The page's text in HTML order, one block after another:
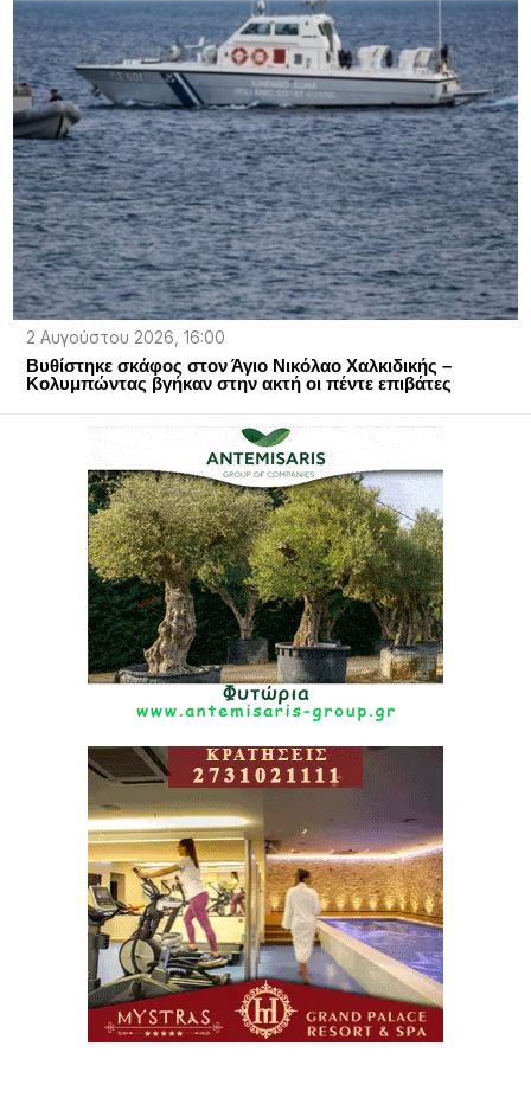
2 Αυγούστου 2026, 16:00
Βυθίστηκε σκάφος στον Άγιο Νικόλαο Χαλκιδικής –
Κολυμπώντας βγήκαν στην ακτή οι πέντε επιβάτες